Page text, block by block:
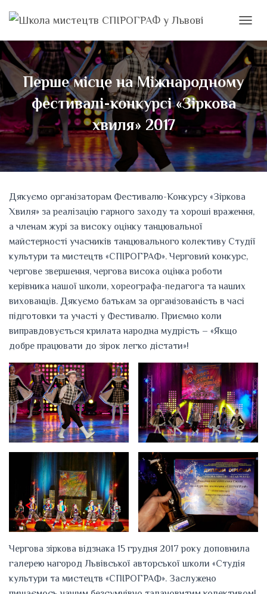
Перше місце на Міжнародному
фестивалі-конкурсі «Зіркова
хвиля» 2017
Дякуємо організаторам Фестивалю-Конкурсу «Зіркова
Хвиля» за реалізацію гарного заходу та хороші враження,
а членам журі за високу оцінку танцювальної
майстерності учасників танцювального колективу Студії
культури та мистецтв «СПІРОГРАФ». Черговий конкурс,
чергове звершення, чергова висока оцінка роботи
керівника нашої школи, хореографа-педагога та наших
вихованців. Дякуємо батькам за організованість в часі
підготовки та участі у Фестивалю. Приємно коли
виправдовується крилата народна мудрість – «Якщо
добре працювати до зірок легко дістати»!
Чергова зіркова відзнака 15 грудня 2017 року доповнила
галерею нагород Львівської авторської школи «Студія
культури та мистецтв «СПІРОГРАФ». Заслужено